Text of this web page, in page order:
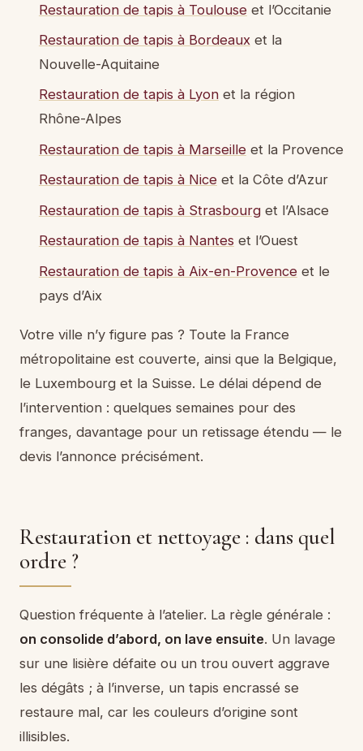
Restauration de tapis à Toulouseet l’Occitanie
Restauration de tapis à Bordeauxet la
Nouvelle-Aquitaine
Restauration de tapis à Lyonet la région
Rhône-Alpes
Restauration de tapis à Marseilleet la Provence
Restauration de tapis à Niceet la Côte d’Azur
Restauration de tapis à Strasbourget l’Alsace
Restauration de tapis à Nantes et l’Ouest
Restauration de tapis à Aix-en-Provenceet le
pays d’Aix
Votre ville n’y figure pas ? Toute la France
métropolitaine est couverte, ainsi que la Belgique,
le Luxembourg et la Suisse. Le délai dépend de
l’intervention : quelques semaines pour des
franges, davantage pour un retissage étendu — le
devis l’annonce précisément.
Restauration et nettoyage : dans quel
ordre ?
Question fréquente à l’atelier. La règle générale :
on consolide d’abord, on lave ensuite. Un lavage
sur une lisière défaite ou un trou ouvert aggrave
les dégâts ; à l’inverse, un tapis encrassé se
restaure mal, car les couleurs d’origine sont
illisibles.